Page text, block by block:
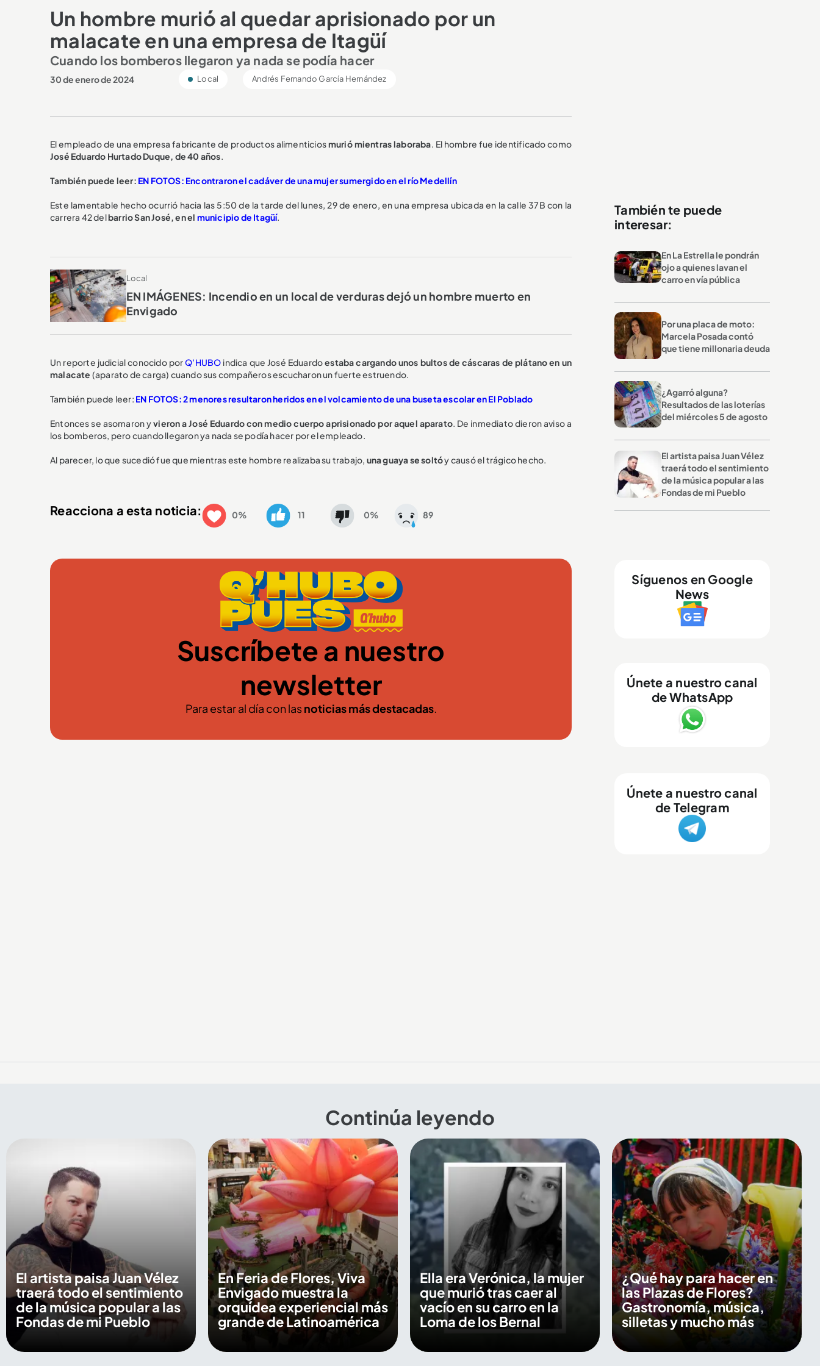
Un hombre murió al quedar aprisionado por un
malacate en una empresa de Itagüí
Cuando los bomberos llegaron ya nada se podía hacer
30 de enero de 2024 Local Andrés Fernando García Hernández
El empleado de una empresa fabricante de productos alimenticiosmurió mientras laboraba. El hombre fue identificado como
José Eduardo Hurtado Duque, de 40 años.
También puede leer: EN FOTOS: Encontraron el cadáver de una mujer sumergido en el río Medellín
Este lamentable hecho ocurrió hacia las 5:50 de la tarde del lunes, 29 de enero, en una empresa ubicada en la calle 37B con la
carrera 42 delbarrio San José, en el municipio de Itagüí.
Local
EN IMÁGENES: Incendio en un local de verduras dejó un hombre muerto en
Envigado
Un reporte judicial conocido porQ’HUBO indica que José Eduardoestaba cargando unos bultos de cáscaras de plátano en un
malacate (aparato de carga) cuando sus compañeros escucharon un fuerte estruendo.
También puede leer: EN FOTOS: 2 menores resultaron heridos en el volcamiento de una buseta escolar en El Poblado
Entonces se asomaron yvieron a José Eduardo con medio cuerpo aprisionado por aquel aparato. De inmediato dieron aviso a
los bomberos, pero cuando llegaron ya nada se podía hacer por el empleado.
Al parecer, lo que sucedió fue que mientras este hombre realizaba su trabajo, una guaya se soltóy causó el trágico hecho.
Reacciona a esta noticia: 0% 11 0% 89
Suscríbete a nuestro
newsletter
Para estar al día con lasnoticias más destacadas.
También te puede
interesar:
En La Estrella le pondrán
ojo a quienes lavan el
carro en vía pública
Por una placa de moto:
Marcela Posada contó
que tiene millonaria deuda
¿Agarró alguna?
Resultados de las loterías
del miércoles 5 de agosto
El artista paisa Juan Vélez
traerá todo el sentimiento
de la música popular a las
Fondas de mi Pueblo
Síguenos en Google
News
Únete a nuestro canal
de WhatsApp
Únete a nuestro canal
de Telegram
Continúa leyendo
El artista paisa Juan Vélez
traerá todo el sentimiento
de la música popular a las
Fondas de mi Pueblo
En Feria de Flores, Viva
Envigado muestra la
orquídea experiencial más
grande de Latinoamérica
Ella era Verónica, la mujer
que murió tras caer al
vacío en su carro en la
Loma de los Bernal
¿Qué hay para hacer en
las Plazas de Flores?
Gastronomía, música,
silletas y mucho más